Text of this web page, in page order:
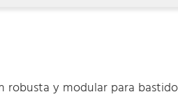
robusta y modular para